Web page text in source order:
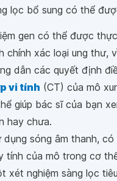
lọc bổ sung có thể
gen có thể được
chính xác loại ung thư,
dẫn các quyết định
vi tính (CT) của mô
giúp bác sĩ của bạn
hay chưa.
dụng sóng âm thanh,
tính của mô trong cơ
xét nghiệm sàng lọc